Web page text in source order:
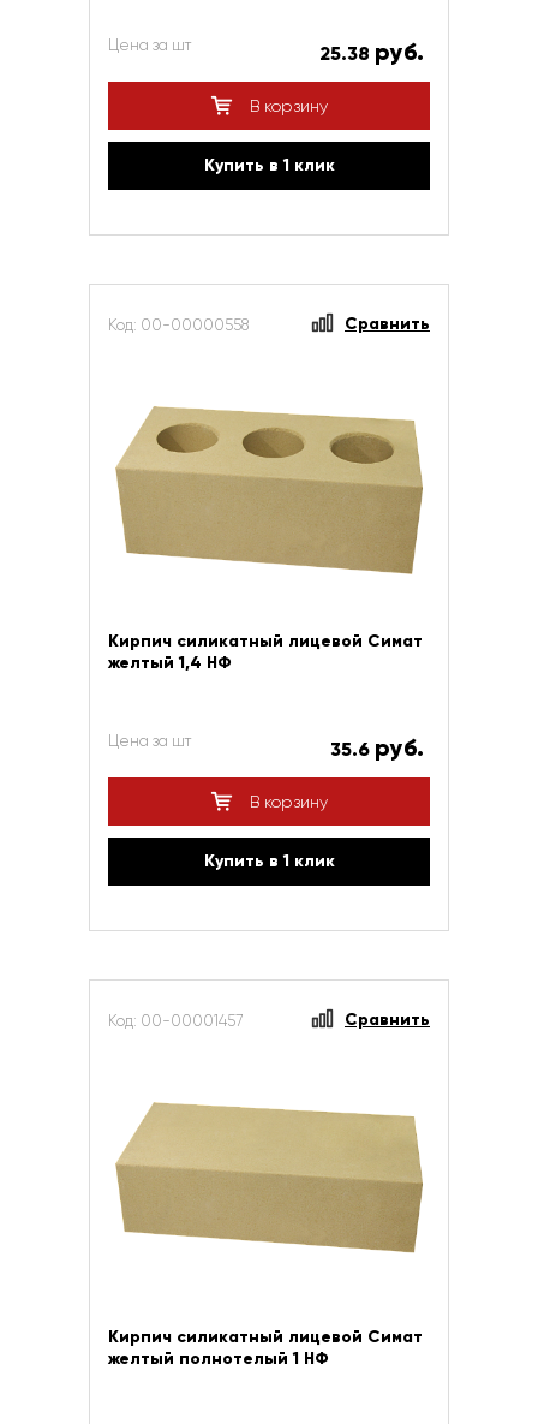
Цена за шт 25.38 руб.
В корзину
Купить в 1 клик
Код: 00-00000558 Сравнить
Кирпич силикатный лицевой Симат
желтый 1,4 НФ
Цена за шт 35.6 руб.
В корзину
Купить в 1 клик
Код: 00-00001457 Сравнить
Кирпич силикатный лицевой Симат
желтый полнотелый 1 НФ